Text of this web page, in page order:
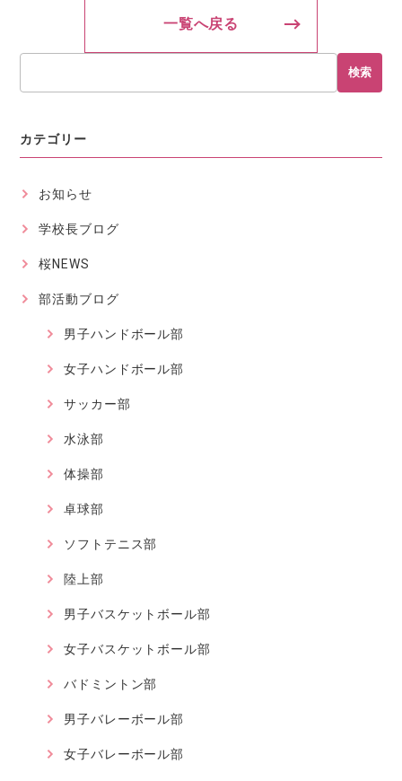
一覧へ戻る
検索
カテゴリー
お知らせ
学校長ブログ
桜NEWS
部活動ブログ
男子ハンドボール部
女子ハンドボール部
サッカー部
水泳部
体操部
卓球部
ソフトテニス部
陸上部
男子バスケットボール部
女子バスケットボール部
バドミントン部
男子バレーボール部
女子バレーボール部